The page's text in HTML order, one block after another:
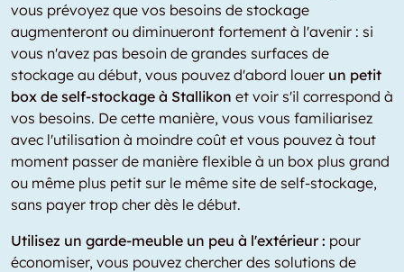
vous prévoyez que vos besoins de stockage
augmenteront ou diminueront fortement à l'avenir : si
vous n'avez pas besoin de grandes surfaces de
stockage au début, vous pouvez d'abord louer un petit
box de self-stockage à Stallikon et voir s'il correspond à
vos besoins. De cette manière, vous vous familiarisez
avec l'utilisation à moindre coût et vous pouvez à tout
moment passer de manière flexible à un box plus grand
ou même plus petit sur le même site de self-stockage,
sans payer trop cher dès le début.
Utilisez un garde-meuble un peu à l'extérieur : pour
économiser, vous pouvez chercher des solutions de